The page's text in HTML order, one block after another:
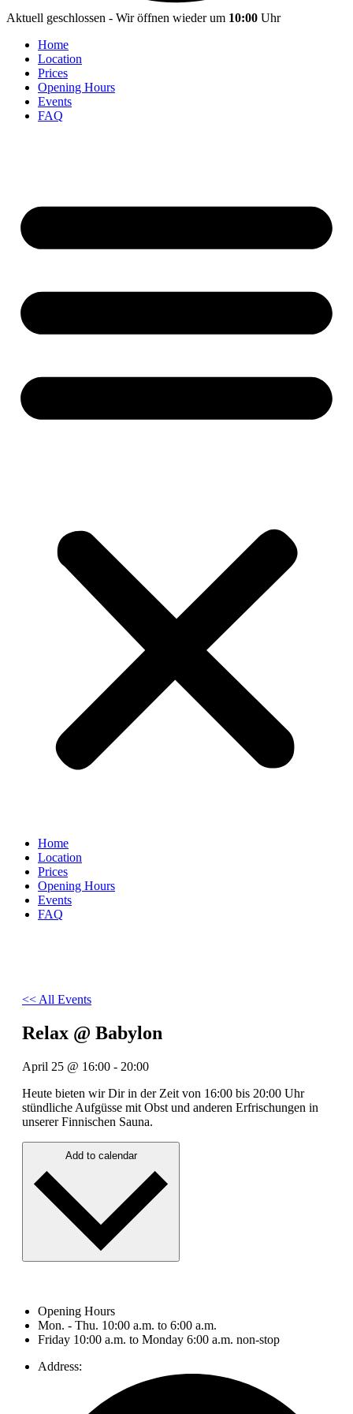
Aktuell geschlossen - Wir öffnen wieder um 10:00 Uhr
Home
Location
Prices
Opening Hours
Events
FAQ
Home
Location
Prices
Opening Hours
Events
FAQ
<< All Events
Relax @ Babylon
April 25 @ 16:00 - 20:00
Heute bieten wir Dir in der Zeit von 16:00 bis 20:00 Uhr
stündliche Aufgüsse mit Obst und anderen Erfrischungen in
unserer Finnischen Sauna.
Add to calendar
Opening Hours
Mon. - Thu. 10:00 a.m. to 6:00 a.m.
Friday 10:00 a.m. to Monday 6:00 a.m. non-stop
Address: